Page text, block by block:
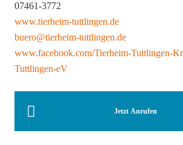
07461-3772
www.tierheim-tuttlingen.de
buero@tierheim-tuttlingen.de
www.facebook.com/Tierheim-Tuttlingen-
Tuttlingen-eV
Jetzt Anrufen